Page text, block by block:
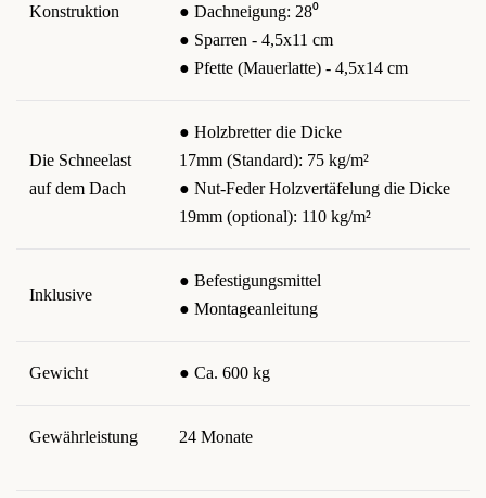
Konstruktion
● Dachneigung: 28⁰
● Sparren - 4,5x11 cm
● Pfette (Mauerlatte) - 4,5x14 cm
Die Schneelast
auf dem Dach
● Holzbretter die Dicke
17mm (Standard): 75 kg/m²
● Nut-Feder Holzvertäfelung die Dicke
19mm (optional): 110 kg/m²
Inklusive
● Befestigungsmittel
● Montageanleitung
Gewicht ● Ca. 600 kg
Gewährleistung 24 Monate